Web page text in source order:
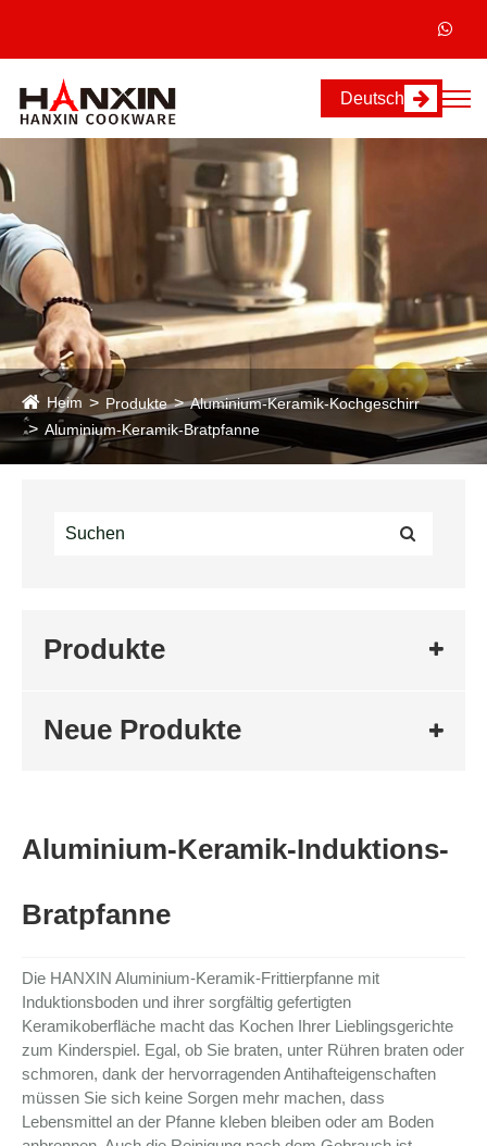
Deutsch
Heim Produkte
Aluminium-Keramik-Kochgeschirr
Aluminium-Keramik-Bratpfanne
Produkte
Neue Produkte
Aluminium-Keramik-Induktions-
Bratpfanne
Die HANXIN Aluminium-Keramik-Frittierpfanne mit
Induktionsboden und ihrer sorgfältig gefertigten
Keramikoberfläche macht das Kochen Ihrer Lieblingsgerichte
zum Kinderspiel. Egal, ob Sie braten, unter Rühren braten oder
schmoren, dank der hervorragenden Antihafteigenschaften
müssen Sie sich keine Sorgen mehr machen, dass
Lebensmittel an der Pfanne kleben bleiben oder am Boden